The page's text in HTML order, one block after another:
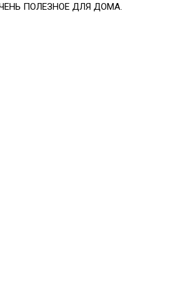
ПОЛЕЗНОЕ ДЛЯ ДОМА.